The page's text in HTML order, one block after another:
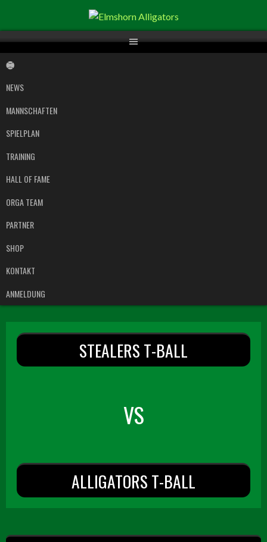
Inhalt
NEWS
MANNSCHAFTEN
SPIELPLAN
TRAINING
HALL OF FAME
ORGA TEAM
PARTNER
SHOP
KONTAKT
ANMELDUNG
STEALERS T-BALL
VS
ALLIGATORS T-BALL